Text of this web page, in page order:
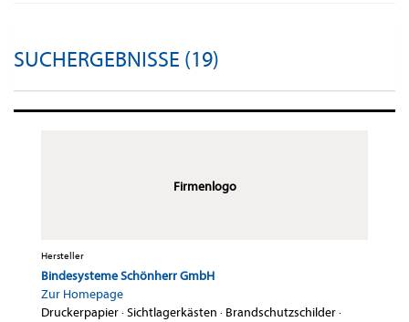
SUCHERGEBNISSE (19)
Firmenlogo
Hersteller
Bindesysteme Schönherr GmbH
Zur Homepage
Druckerpapier·Sichtlagerkästen · Brandschutzschilder·